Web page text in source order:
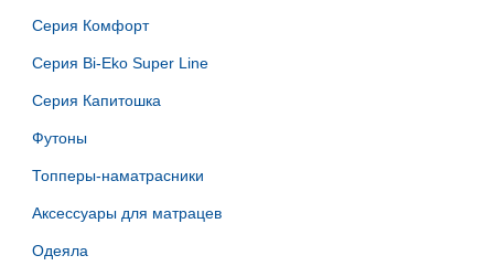
Серия Комфорт
Серия Bi-Eko Super Line
Серия Капитошка
Футоны
Топперы-наматрасники
Аксессуары для матрацев
Одеяла